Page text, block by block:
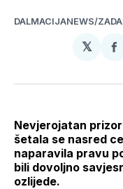
DALMACIJANEWS/
𝕏
Nevjerojatan
šetala se nasred
naparavila pravu
bili dovoljno
ozlijede.